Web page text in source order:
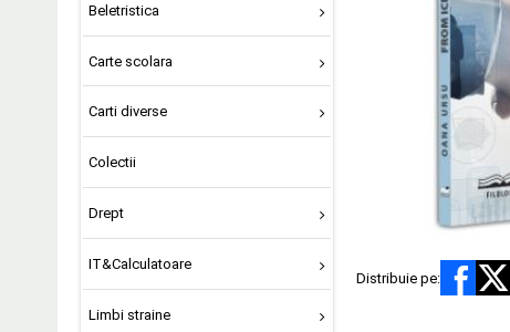
Beletristica
Carte scolara
Carti diverse
Colectii
Drept
IT&Calculatoare
Limbi straine
Distribuie pe: